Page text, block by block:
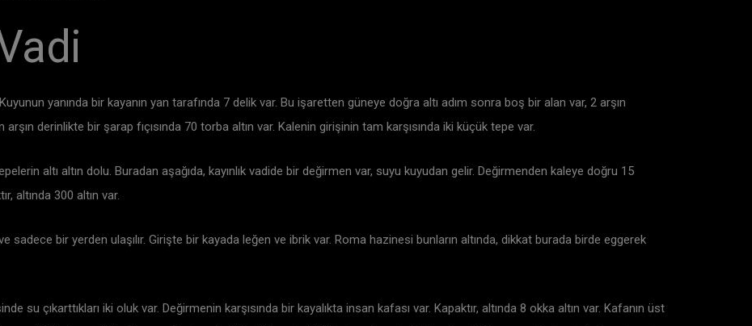
yanında bir kayanın yan tarafında 7 delik var. Bu işaretten güneye doğra altı adım sonra boş bir alan var, 2 arşın
derinlikte bir şarap fıçısında 70 torba altın var. Kalenin girişinin tam karşısında iki küçük tepe var.
altı altın dolu. Buradan aşağıda, kayınlık vadide bir değirmen var, suyu kuyudan gelir. Değirmenden kaleye doğru 15
altında 300 altın var.
sadece bir yerden ulaşılır. Girişte bir kayada leğen ve ibrik var. Roma hazinesi bunların altında, dikkat burada birde eggerek
su çıkarttıkları iki oluk var. Değirmenin karşısında bir kayalıkta insan kafası var. Kapaktır, altında 8 okka altın var. Kafanın üst